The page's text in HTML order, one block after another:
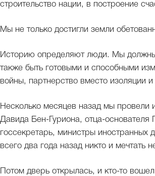
строительство нации, в построение
Мы не только достигли земли
Историю определяют люди. Мы должны
также быть готовыми и способными
войны, партнерство вместо изоляции и
Несколько месяцев назад мы
Давида Бен-Гуриона, отца-
госсекретарь, министры
всего два года назад никто и мечтать
Потом дверь открылась, и кто-то